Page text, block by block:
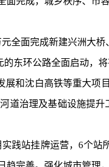
全面完成新建兴洲大
的东环公路全面启动，
展和沈白高铁等重大项
道治理及基础设施提升
践站挂牌运营，6个站